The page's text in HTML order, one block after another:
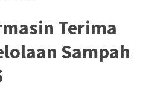
Terima
Sampah